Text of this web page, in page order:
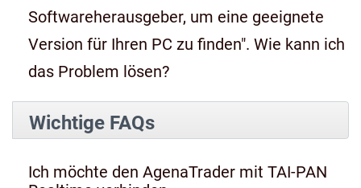
Softwareherausgeber, um eine geeignete
Version für Ihren PC zu finden". Wie kann ich
das Problem lösen?
Wichtige FAQs
Ich möchte den AgenaTrader mit TAI-PAN